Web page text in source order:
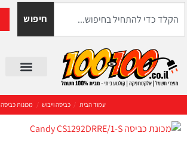
חיפוש
עמוד הבית / כביסה וייבוש / מכונות כביסה